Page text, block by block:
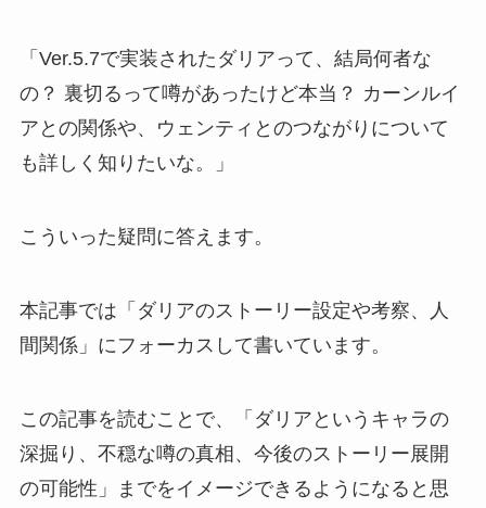
「Ver.5.7で実装されたダリアって、結局何者な
の？ 裏切るって噂があったけど本当？ カーンルイ
アとの関係や、ウェンティとのつながりについて
も詳しく知りたいな。」
こういった疑問に答えます。
本記事では「ダリアのストーリー設定や考察、人
間関係」にフォーカスして書いています。
この記事を読むことで、「ダリアというキャラの
深掘り、不穏な噂の真相、今後のストーリー展開
の可能性」までをイメージできるようになると思